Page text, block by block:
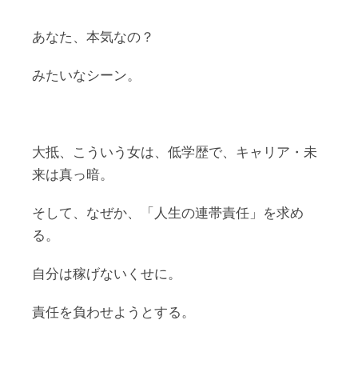
あなた、本気なの？
みたいなシーン。
大抵、こういう女は、低学歴で、キャリア・未
来は真っ暗。
そして、なぜか、「人生の連帯責任」を求め
る。
自分は稼げないくせに。
責任を負わせようとする。